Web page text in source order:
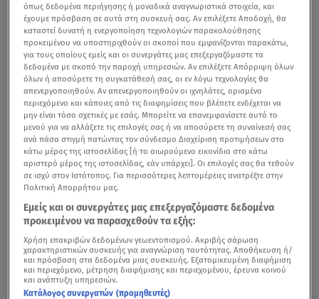
Για τηνπαιδική της ηλικία,την επαφή της με τη φύση,
όπως δεδομένα περιήγησης ή μοναδικά αναγνωριστικά στοιχεία, και
έχουμε πρόσβαση σε αυτά στη συσκευή σας. Αν επιλέξετε Αποδοχή, θα
καταστεί δυνατή η ενεργοποίηση τεχνολογιών παρακολούθησης
προκειμένου να υποστηριχθούν οι σκοποί που εμφανίζονται παρακάτω,
για τους οποίους εμείς και οι συνεργάτες μας επεξεργαζόμαστε τα
δεδομένα με σκοπό την παροχή υπηρεσιών. Αν επιλέξετε Απόρριψη όλων
όλων ή αποσύρετε τη συγκατάθεσή σας, οι εν λόγω τεχνολογίες θα
απενεργοποιηθούν. Αν απενεργοποιηθούν οι ιχνηλάτες, ορισμένο
περιεχόμενο και κάποιες από τις διαφημίσεις που βλέπετε ενδέχεται να
μην είναι τόσο σχετικές με εσάς. Μπορείτε να επανεμφανίσετε αυτό το
μενού για να αλλάξετε τις επιλογές σας ή να αποσύρετε τη συναίνεσή σας
ανά πάσα στιγμή πατώντας τον σύνδεσμο Διαχείριση προτιμήσεων στο
κάτω μέρος της ιστοσελίδας [ή το αιωρούμενο εικονίδιο στο κάτω
αριστερό μέρος της ιστοσελίδας, εάν υπάρχει]. Οι επιλογές σας θα τεθούν
σε ισχύ στον Ιστότοπος. Για περισσότερες λεπτομέρειες ανατρέξτε στην
Πολιτική Απορρήτου μας.
Εμείς και οι συνεργάτες μας επεξεργαζόμαστε δεδομένα
προκειμένου να παρασχεθούν τα εξής:
Χρήση επακριβών δεδομένων γεωεντοπισμού. Ακριβής σάρωση
χαρακτηριστικών συσκευής για αναγνώριση ταυτότητας. Αποθήκευση ή/
και πρόσβαση στα δεδομένα μιας συσκευής. Εξατομικευμένη διαφήμιση
και περιεχόμενο, μέτρηση διαφήμισης και περιεχομένου, έρευνα κοινού
και ανάπτυξη υπηρεσιών.
Κατάλογος συνεργατών (προμηθευτές)